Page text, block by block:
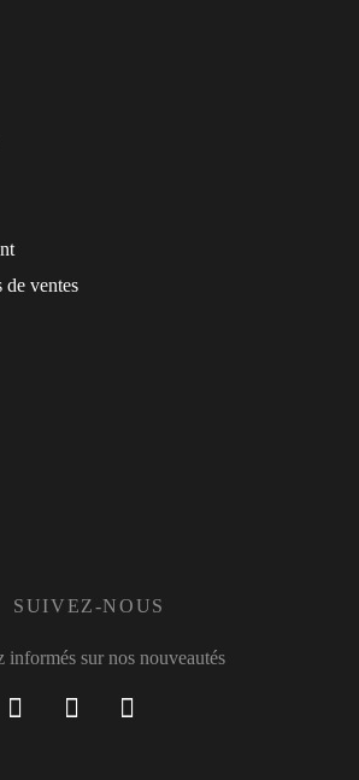
de ventes
SUIVEZ-NOUS
informés sur nos nouveautés